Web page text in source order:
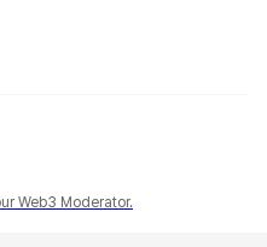
Web3 Moderator.